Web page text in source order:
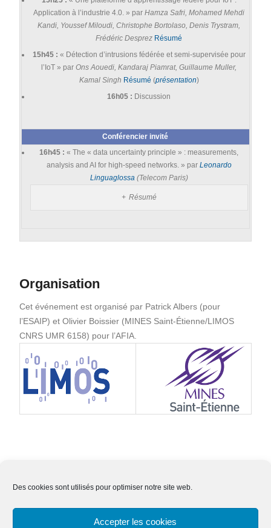
Des cookies sont utilisés pour optimiser notre site web.
Accepter les cookies
Application à l’industrie 4.0. » parHamza Safri, Mohamed Mehdi
Kandi, Youssef Miloudi, Christophe Bortolaso, Denis Trystram,
Frédéric Desprez Résumé
15h45 : « Détection d’intrusions fédérée et semi-supervisée pour
l’IoT » parOns Aouedi, Kandaraj Piamrat, Guillaume Muller,
Kamal Singh Résumé (présentation)
16h05 : Discussion
Conférencier invité
16h45 : « The « data uncertainty principle » : measurements,
analysis and AI for high-speed networks. » par Leonardo
Linguaglossa(Telecom Paris)
Résumé
Organisation
Cet événement est organisé par Patrick Albers (pour
l’ESAIP) et Olivier Boissier (MINES Saint-Étienne/LIMOS
CNRS UMR 6158) pour l’AFIA.
Nous contacter Adhésion Mentions légales